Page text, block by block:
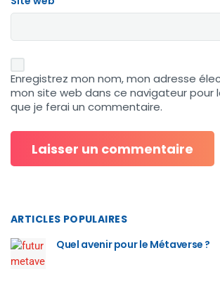
Enregistrez mon nom, mon adresse
mon site web dans ce navigateur pour
que je ferai un commentaire.
ARTICLES POPULAIRES
Quel avenir pour le Métaverse ?